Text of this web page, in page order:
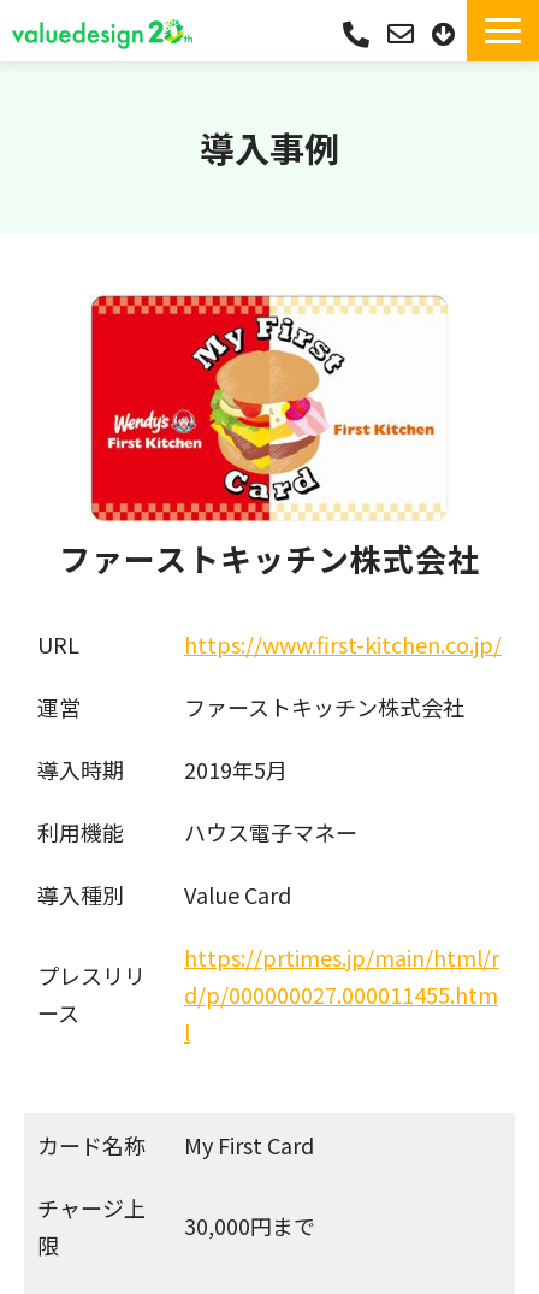
選ばれる理由
サポート
活用シーン
コラム
よくあるご質問
導入事例
ファーストキッチン株式会社
URL
https://www.first-kitchen.co.jp/
運営
ファーストキッチン株式会社
導入時期
2019年5月
利用機能
ハウス電子マネー
導入種別
Value Card
プレスリリ
ース
https://prtimes.jp/main/html/r
d/p/000000027.000011455.htm
l
カード名称
My First Card
チャージ上
限
30,000円まで